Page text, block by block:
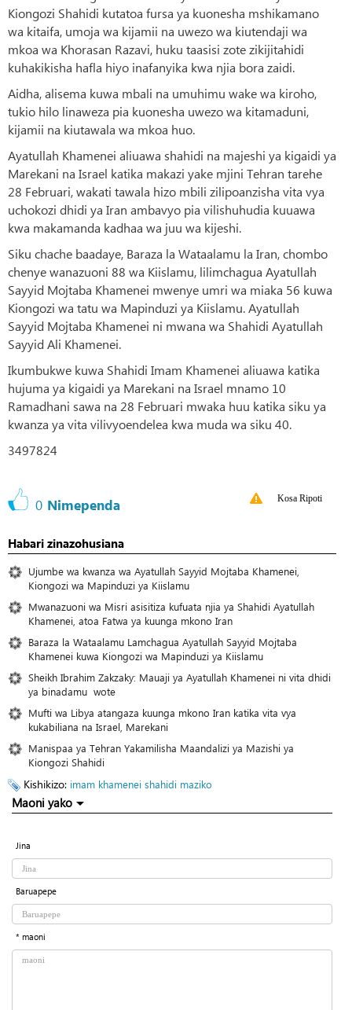
Kiongozi Shahidi kutatoa fursa ya kuonesha mshikamano
wa kitaifa, umoja wa kijamii na uwezo wa kiutendaji wa
mkoa wa Khorasan Razavi, huku taasisi zote zikijitahidi
kuhakikisha hafla hiyo inafanyika kwa njia bora zaidi.
Aidha, alisema kuwa mbali na umuhimu wake wa kiroho,
tukio hilo linaweza pia kuonesha uwezo wa kitamaduni,
kijamii na kiutawala wa mkoa huo.
Ayatullah Khamenei aliuawa shahidi na majeshi ya kigaidi ya
Marekani na Israel katika makazi yake mjini Tehran tarehe
28 Februari, wakati tawala hizo mbili zilipoanzisha vita vya
uchokozi dhidi ya Iran ambavyo pia vilishuhudia kuuawa
kwa makamanda kadhaa wa juu wa kijeshi.
Siku chache baadaye, Baraza la Wataalamu la Iran, chombo
chenye wanazuoni 88 wa Kiislamu, lilimchagua Ayatullah
Sayyid Mojtaba Khamenei mwenye umri wa miaka 56 kuwa
Kiongozi wa tatu wa Mapinduzi ya Kiislamu. Ayatullah
Sayyid Mojtaba Khamenei ni mwana wa Shahidi Ayatullah
Sayyid Ali Khamenei.
Ikumbukwe kuwa Shahidi Imam Khamenei aliuawa katika
hujuma ya kigaidi ya Marekani na Israel mnamo 10
Ramadhani sawa na 28 Februari mwaka huu katika siku ya
kwanza ya vita vilivyoendelea kwa muda wa siku 40.
3497824
0 Nimependa Kosa Ripoti
Habari zinazohusiana
Ujumbe wa kwanza wa Ayatullah Sayyid Mojtaba Khamenei,
Kiongozi wa Mapinduzi ya Kiislamu
Mwanazuoni wa Misri asisitiza kufuata njia ya Shahidi Ayatullah
Khamenei, atoa Fatwa ya kuunga mkono Iran
Baraza la Wataalamu Lamchagua Ayatullah Sayyid Mojtaba
Khamenei kuwa Kiongozi wa Mapinduzi ya Kiislamu
Sheikh Ibrahim Zakzaky: Mauaji ya Ayatullah Khamenei ni vita dhidi
ya binadamu wote
Mufti wa Libya atangaza kuunga mkono Iran katika vita vya
kukabiliana na Israel, Marekani
Manispaa ya Tehran Yakamilisha Maandalizi ya Mazishi ya
Kiongozi Shahidi
Kishikizo: imam khamenei shahidi maziko
Maoni yako
Jina
Baruapepe
* maoni